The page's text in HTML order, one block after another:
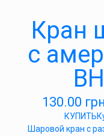
Кран
с
130.00 грн
КУПИТЬ
Шаровой кран с